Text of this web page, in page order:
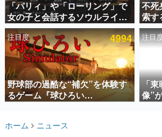
インタビュー
連載・特集一覧
殿堂入り記事
SNS拡散数が数千以上！ ペ
ど。多くの人々に読まれた
事をまとめました。
名作ゲームクリエイターの
「パリィ」や「ローリング」で
女の子と会話するソウルライク
恋愛ゲーム『小早川さんはソウ
ルライク』無料公開。返事に失
敗すると「YOU DIED」
不死
索す
ルゲ
料で
月10
注目度 4994
野球部の過酷な“補欠”を体験す
るゲーム『球ひろい
Simulator』が「1件」のウィッ
対応しSNSで話題に。『キング
注目
「
像”
映ヒ
ホーム ニュース